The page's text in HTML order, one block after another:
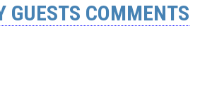
GUESTS COMMENTS